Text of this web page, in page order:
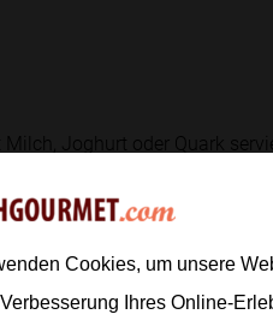
Joghurt oder Quark
Obst, Honig, Sirup oder
Kompott oder als Streuung
Cookies, um unsere
Ihres Online-